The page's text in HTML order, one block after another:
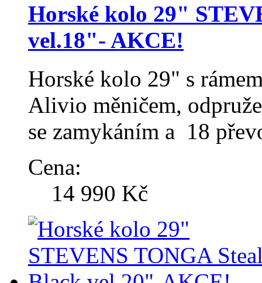
Horské kolo 29"
vel.18"- AKCE!
Horské kolo 29" s
Alivio měničem,
se zamykáním a 18
Cena:
14 990 Kč